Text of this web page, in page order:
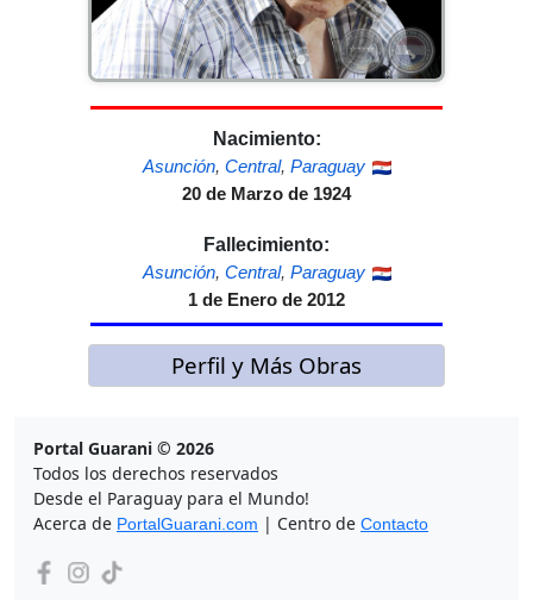
Nacimiento:
Asunción, Central, Paraguay
20 de Marzo de 1924
Fallecimiento:
Asunción, Central, Paraguay
1 de Enero de 2012
Perfil y Más Obras
Portal Guarani © 2026
Todos los derechos reservados
Desde el Paraguay para el Mundo!
Acerca de PortalGuarani.com | Centro de Contacto